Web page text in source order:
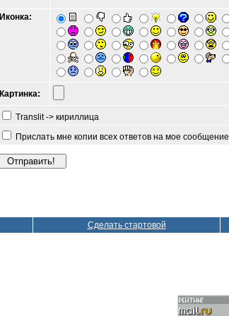
Иконка:
Картинка:
Translit -> кириллица
Прислать мне копии всех ответов на мое сообщение
Сделать стартовой